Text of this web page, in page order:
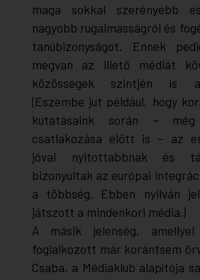
maga sokkal szerényebb
nagyobb rugalmasságról és
tanúbizonyságot. Ennek
megvan az illető médiát
közösségek szintjén is a
(Eszembe jut például, hogy
kutatásaink során –
csatlakozása előtt is – az
jóval nyitottabbnak és
bizonyultak az európai
a többség. Ebben nyilván
játszott a mindenkori média.)
A másik jelenség,
foglalkozott már korántsem
Csaba, a Médiaklub alapítója